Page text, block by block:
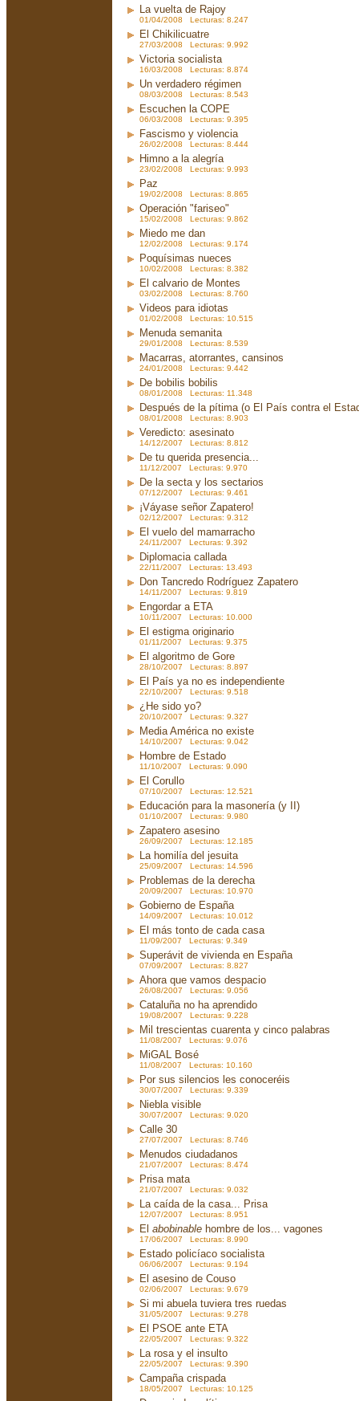
La vuelta de Rajoy
01/04/2008 Lecturas: 8.247
El Chikilicuatre
27/03/2008 Lecturas: 9.992
Victoria socialista
16/03/2008 Lecturas: 8.874
Un verdadero régimen
08/03/2008 Lecturas: 8.543
Escuchen la COPE
06/03/2008 Lecturas: 9.395
Fascismo y violencia
26/02/2008 Lecturas: 8.444
Himno a la alegría
23/02/2008 Lecturas: 9.993
Paz
19/02/2008 Lecturas: 8.865
Operación "fariseo"
15/02/2008 Lecturas: 9.862
Miedo me dan
12/02/2008 Lecturas: 9.174
Poquísimas nueces
10/02/2008 Lecturas: 8.382
El calvario de Montes
03/02/2008 Lecturas: 8.760
Videos para idiotas
01/02/2008 Lecturas: 10.515
Menuda semanita
29/01/2008 Lecturas: 8.539
Macarras, atorrantes, cansinos
24/01/2008 Lecturas: 9.442
De bobilis bobilis
08/01/2008 Lecturas: 11.348
Después de la pítima (o El País contra el
08/01/2008 Lecturas: 8.903
Veredicto: asesinato
14/12/2007 Lecturas: 8.812
De tu querida presencia...
11/12/2007 Lecturas: 9.970
De la secta y los sectarios
07/12/2007 Lecturas: 9.461
¡Váyase señor Zapatero!
02/12/2007 Lecturas: 9.312
El vuelo del mamarracho
24/11/2007 Lecturas: 9.392
Diplomacia callada
22/11/2007 Lecturas: 13.493
Don Tancredo Rodríguez Zapatero
14/11/2007 Lecturas: 9.819
Engordar a ETA
10/11/2007 Lecturas: 10.000
El estigma originario
01/11/2007 Lecturas: 9.375
El algoritmo de Gore
28/10/2007 Lecturas: 8.897
El País ya no es independiente
22/10/2007 Lecturas: 9.518
¿He sido yo?
20/10/2007 Lecturas: 9.327
Media América no existe
14/10/2007 Lecturas: 9.042
Hombre de Estado
11/10/2007 Lecturas: 9.090
El Corullo
07/10/2007 Lecturas: 12.521
Educación para la masonería (y II)
01/10/2007 Lecturas: 9.980
Zapatero asesino
26/09/2007 Lecturas: 12.185
La homilía del jesuita
25/09/2007 Lecturas: 14.596
Problemas de la derecha
20/09/2007 Lecturas: 10.970
Gobierno de España
14/09/2007 Lecturas: 10.012
El más tonto de cada casa
11/09/2007 Lecturas: 9.349
Superávit de vivienda en España
07/09/2007 Lecturas: 8.827
Ahora que vamos despacio
26/08/2007 Lecturas: 9.056
Cataluña no ha aprendido
19/08/2007 Lecturas: 9.228
Mil trescientas cuarenta y cinco palabras
11/08/2007 Lecturas: 9.076
MiGAL Bosé
11/08/2007 Lecturas: 10.160
Por sus silencios les conoceréis
30/07/2007 Lecturas: 9.339
Niebla visible
30/07/2007 Lecturas: 9.020
Calle 30
27/07/2007 Lecturas: 8.746
Menudos ciudadanos
21/07/2007 Lecturas: 8.474
Prisa mata
21/07/2007 Lecturas: 9.032
La caída de la casa... Prisa
12/07/2007 Lecturas: 8.951
El abobinable hombre de los... vagones
17/06/2007 Lecturas: 8.990
Estado policíaco socialista
06/06/2007 Lecturas: 9.194
El asesino de Couso
02/06/2007 Lecturas: 9.679
Si mi abuela tuviera tres ruedas
31/05/2007 Lecturas: 9.278
El PSOE ante ETA
22/05/2007 Lecturas: 9.322
La rosa y el insulto
22/05/2007 Lecturas: 9.390
Campaña crispada
18/05/2007 Lecturas: 10.125